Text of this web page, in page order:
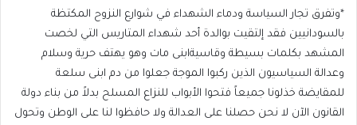
*وتفرق تجار السياسة ودماء الشهداء في شوارع النزوح المكتظة
بالسودانيين فقد إلتقيت بوالدة أحد شهداء المتاريس التي لخصت
المشهد بكلمات بسيطة وقاسيةابنى مات وهو يهتف حرية وسلام
وعدالة السياسيون الذين ركبوا الموجة جعلوا من دم ابنى سلعة
للمقايضة خذلونا جميعاً فتحوا الأبواب للنزاع المسلح بدلاً من بناء دولة
القانون الآن لا نحن حصلنا على العدالة ولا حافظوا لنا على الوطن وتحول